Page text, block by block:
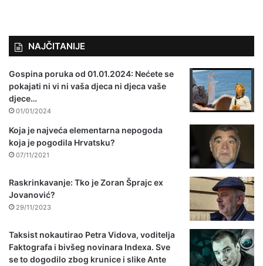
NAJČITANIJE
Gospina poruka od 01.01.2024: Nećete se
pokajati ni vi ni vaša djeca ni djeca vaše
djece…
01/01/2024
Koja je najveća elementarna nepogoda
koja je pogodila Hrvatsku?
07/11/2021
Raskrinkavanje: Tko je Zoran Šprajc ex
Jovanović?
29/11/2023
Taksist nokautirao Petra Vidova, voditelja
Faktografa i bivšeg novinara Indexa. Sve
se to dogodilo zbog krunice i slike Ante